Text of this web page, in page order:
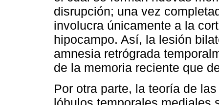
disrupción; una vez
involucra únicamente a la
hipocampo. Así, la lesión
amnesia retrógrada
de la memoria reciente que
Por otra parte, la teoría de